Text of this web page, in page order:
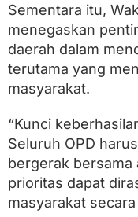
Sementara itu,
menegaskan
daerah dalam
terutama yang
masyarakat.
“Kunci
Seluruh OPD
bergerak
prioritas dapat
masyarakat